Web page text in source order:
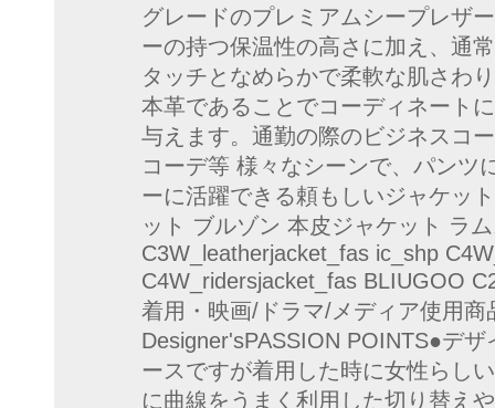
グレードのプレミアムシープレザ
ーの持つ保温性の高さに加え、通
タッチとなめらかで柔軟な肌さわ
本革であることでコーディネート
与えます。通勤の際のビジネスコ
コーデ等 様々なシーンで、パンツ
ーに活躍できる頼もしいジャケッ
ット ブルゾン 本皮ジャケット ラ
C3W_leatherjacket_fas ic_shp
C4W_ridersjacket_fas BLIUGOO
着用・映画/ドラマ/メディア使用
Designer'sPASSION POINTS●デ
ースですが着用した時に女性らし
に曲線をうまく利用した切り替え